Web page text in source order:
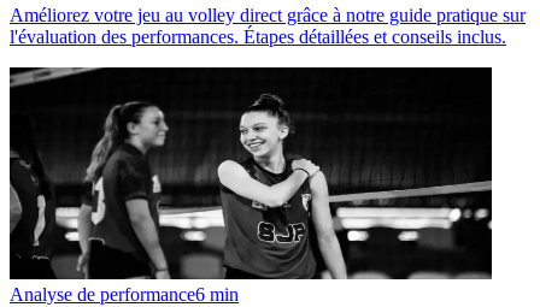
Améliorez votre jeu au volley direct grâce à notre guide pratique sur
l'évaluation des performances. Étapes détaillées et conseils inclus.
Analyse de performance6 min